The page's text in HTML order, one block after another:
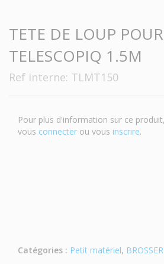
TETE DE LOUP
TELESCOPIQ 1.5M
Ref interne: TLMT150
Pour plus d'information sur ce
vous connecter ou vous inscrire.
Catégories : Petit matériel,